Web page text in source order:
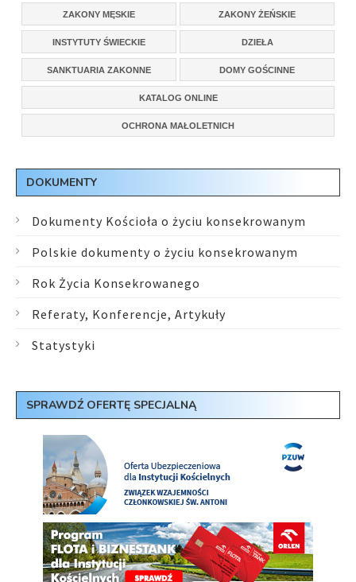
ZAKONY MĘSKIE ZAKONY ŻEŃSKIE
INSTYTUTY ŚWIECKIE DZIEŁA
SANKTUARIA ZAKONNE DOMY GOŚCINNE
KATALOG ONLINE
OCHRONA MAŁOLETNICH
DOKUMENTY
Dokumenty Kościoła o życiu konsekrowanym
Polskie dokumenty o życiu konsekrowanym
Rok Życia Konsekrowanego
Referaty, Konferencje, Artykuły
Statystyki
SPRAWDŹ OFERTĘ SPECJALNĄ